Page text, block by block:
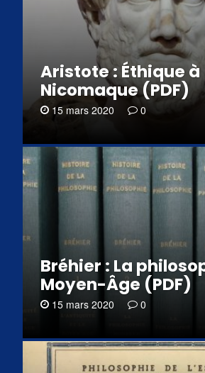
Aristote : Éthique à
Nicomaque (PDF)
15 mars 2020 0
Bréhier : La
Moyen-Âge (PDF)
15 mars 2020 0